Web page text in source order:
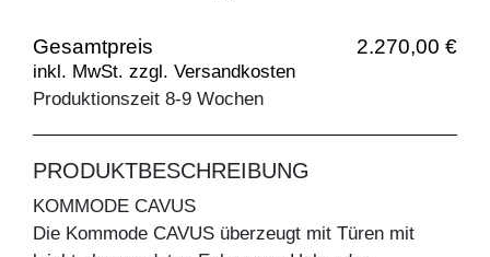
Gesamtpreis 2.270,00 €
inkl. MwSt. zzgl. Versandkosten
Produktionszeit 8-9 Wochen
PRODUKTBESCHREIBUNG
KOMMODE CAVUS
Die Kommode CAVUS überzeugt mit Türen mit